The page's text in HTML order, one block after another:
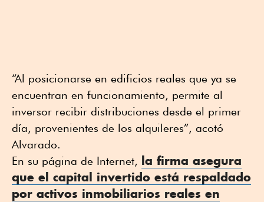
“Al posicionarse en edificios reales que ya se
encuentran en funcionamiento, permite al
inversor recibir distribuciones desde el primer
día, provenientes de los alquileres”, acotó
Alvarado.
En su página de Internet, la firma asegura
que el capital invertido está respaldado
por activos inmobiliarios reales en